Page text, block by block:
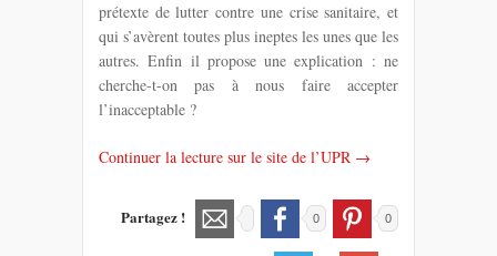
prétexte de lutter contre une crise sanitaire, et
qui s’avèrent toutes plus ineptes les unes que les
autres. Enfin il propose une explication : ne
cherche-t-on pas à nous faire accepter
l’inacceptable ?
Continuer la lecture sur le site de l’UPR →
Partagez ! 0 0